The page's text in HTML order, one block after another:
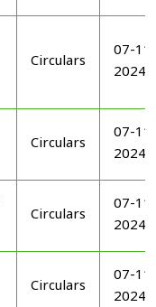
Circulars
07-11-
2024
Circulars
07-11-
2024
Circulars
07-11-
2024
Circulars
07-11-
2024